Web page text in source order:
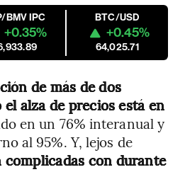
BMV IPC
+0.35%
BTC/USD
+0.45%
64,025.71
de más de dos
alza de precios está en
en un 76% interanual y
al 95%. Y, lejos de
complicadas con durante